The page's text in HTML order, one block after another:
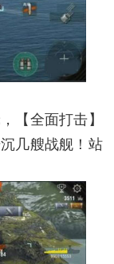
【全面打击】
几艘战舰！站